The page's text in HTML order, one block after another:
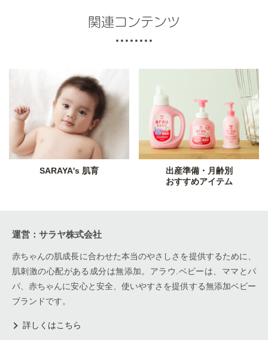
関連コンテンツ
SARAYA's 肌育
出産準備・月齢別
おすすめアイテム
運営：サラヤ株式会社
赤ちゃんの肌成長に合わせた本当のやさしさを提供するために、
肌刺激の心配がある成分は無添加。アラウ.ベビーは、ママとパ
パ、赤ちゃんに安心と安全、使いやすさを提供する無添加ベビー
ブランドです。
詳しくはこちら